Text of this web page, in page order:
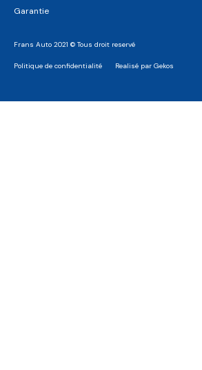
Garantie
Frans Auto 2021 © Tous droit reservé
Politique de confidentialité Realisé par Gekos